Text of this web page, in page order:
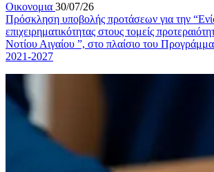
Οικονομια 30/07/26
Πρόσκληση υποβολής προτάσεων για την
επιχειρηματικότητας στους τομείς
Νοτίου Αιγαίου ”, στο πλαίσιο του
2021-2027